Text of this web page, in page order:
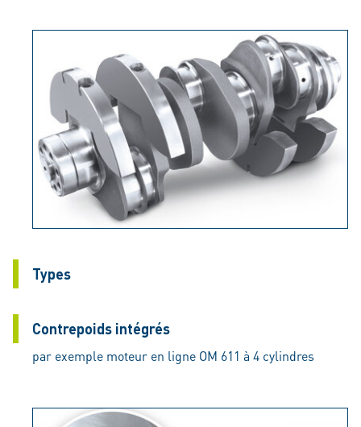
Types
Contrepoids intégrés
par exemple moteur en ligne OM 611 à 4 cylindres